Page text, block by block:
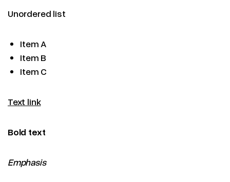
Unordered list
Item A
Item B
Item C
Text link
Bold text
Emphasis